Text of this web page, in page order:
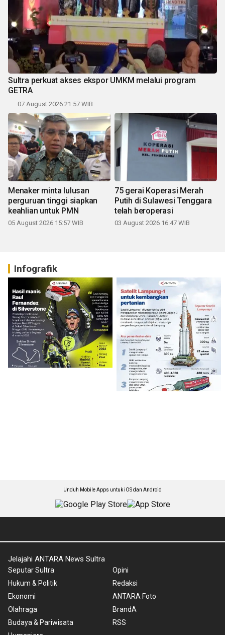
Sultra perkuat akses ekspor UMKM melalui program
GETRA
07 August 2026 21:57 WIB
Menaker minta lulusan
perguruan tinggi siapkan
keahlian untuk PMN
05 August 2026 15:57 WIB
75 gerai Koperasi Merah
Putih di Sulawesi Tenggara
telah beroperasi
03 August 2026 16:47 WIB
Infografik
Unduh Mobile Apps untuk iOS dan Android
Jelajahi ANTARA News Sultra
Seputar Sultra
Hukum & Politik
Ekonomi
Olahraga
Budaya & Pariwisata
Opini
Redaksi
ANTARA Foto
BrandA
RSS